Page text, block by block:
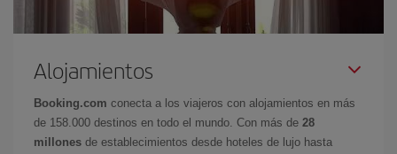
Alojamientos
Booking.com conecta a los viajeros con alojamientos en más
de 158.000 destinos en todo el mundo. Con más de 28
millones de establecimientos desde hoteles de lujo hasta